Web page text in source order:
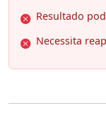
Resultado
Necessita